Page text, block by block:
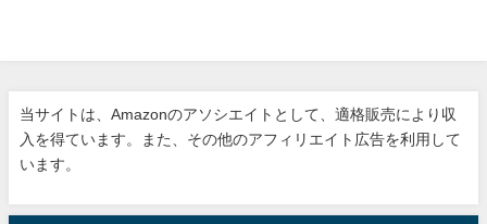
当サイトは、Amazonのアソシエイトとして、適格販売により収
入を得ています。また、その他のアフィリエイト広告を利用して
います。